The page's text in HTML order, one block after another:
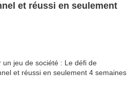
et réussi en seulement